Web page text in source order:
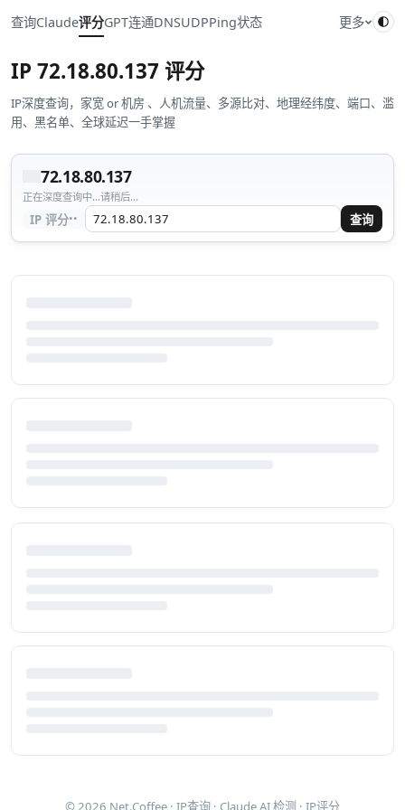
查询Claude评分GPT连通DNSUDPPing状态 更多
IP 72.18.80.137 评分
IP深度查询，家宽 or 机房 、人机流量、多源比对、地理经纬度、端口、滥
用、黑名单、全球延迟一手掌握
72.18.80.137
正在深度查询中...请稍后...
IP 评分·· 查询
© 2026 Net.Coffee · IP查询 · Claude AI 检测 · IP评分